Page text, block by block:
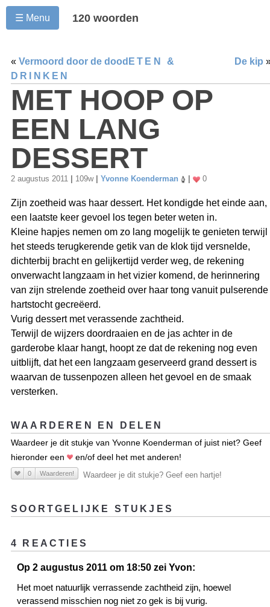
☰ Menu 120 woorden
« Vermoord door de dood De kip
ETEN &
DRINKEN
MET HOOP OP
EEN LANG
DESSERT
2 augustus 2011 109w Yvonne Koenderman 0
Zijn zoetheid was haar dessert. Het kondigde het einde aan,
een laatste keer gevoel los tegen beter weten in.
Kleine hapjes nemen om zo lang mogelijk te genieten terwijl
het steeds terugkerende getik van de klok tijd versnelde,
dichterbij bracht en gelijkertijd verder weg, de rekening
onverwacht langzaam in het vizier komend, de herinnering
van zijn strelende zoetheid over haar tong vanuit pulserende
hartstocht gecreëerd.
Vurig dessert met verassende zachtheid.
Terwijl de wijzers doordraaien en de jas achter in de
garderobe klaar hangt, hoopt ze dat de rekening nog even
uitblijft, dat het een langzaam geserveerd grand dessert is
waarvan de tussenpozen alleen het gevoel en de smaak
versterken.
WAARDEREN EN DELEN
Waardeer je dit stukje van Yvonne Koenderman of juist niet? Geef
hieronder een
en/of deel het met anderen!
0 Waarderen! Waardeer je dit stukje? Geef een hartje!
SOORTGELIJKE STUKJES
4 REACTIES
Op 2 augustus 2011 om 18:50 zei Yvon:
Het moet natuurlijk verrassende zachtheid zijn, hoewel
verassend misschien nog niet zo gek is bij vurig.